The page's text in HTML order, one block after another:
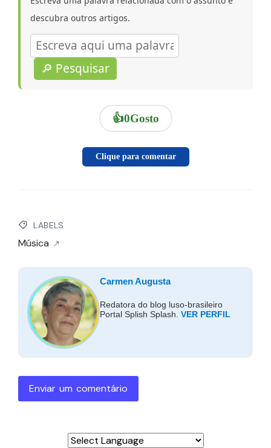
descubra outros artigos.
🔎 Pesquisar
👍0Gosto
Clique para comentar
LABELS
Música
Carmen Augusta
Redatora do blog luso-brasileiro
Portal Splish Splash. VER PERFIL
Enviar um comentário